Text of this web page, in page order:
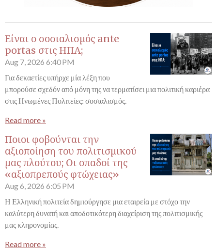
Είναι ο σοσιαλισμός ante
portas στις ΗΠΑ;
Aug 7, 2026 6:40 PM
Για δεκαετίες υπήρχε μία λέξη που
μπορούσε σχεδόν από μόνη της να τερματίσει μια πολιτική καριέρα
στις Ηνωμένες Πολιτείες: σοσιαλισμός.
Read more »
Ποιοι φοβούνται την
αξιοποίηση του πολιτισμικού
μας πλούτου; Οι οπαδοί της
«αξιοπρεπούς φτώχειας»
Aug 6, 2026 6:05 PM
Η Ελληνική πολιτεία δημιούργησε μια εταιρεία με στόχο την
καλύτερη δυνατή και αποδοτικότερη διαχείριση της πολιτισμικής
μας κληρονομίας.
Read more »